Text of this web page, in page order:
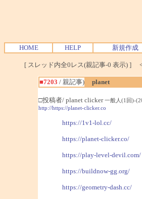
HOME HELP 新規作成
[ スレッド内全0レス(親記事-0 表示) ]
■7203 / 親記事)
planet
□投稿者/ planet clicker一般人(1回)-
http://https://planet-clicker.co
https://1v1-lol.cc/
https://planet-clicker.co/
https://play-level-devil.com/
https://buildnow-gg.org/
https://geometry-dash.cc/